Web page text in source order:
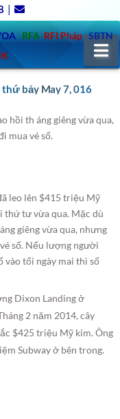
|
RFA RFI Pháp SBTN
bảy May 7, 016
hồi th áng giêng vừa qua,
mua vé số.
leo lên $415 triệu Mỹ
thứ tư vừa qua. Mặc dù
giêng vừa qua, nhưng
số. Nếu lượng người
vào tối ngày mai thì số
Dixon Landing ở
2 năm 2014, cây
$425 triệu Mỹ kim. Ông
Subway ở bên trong.